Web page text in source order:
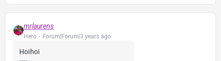
mrlaurens
Hero
Forum|Forum|3 years ago
Hoihoi